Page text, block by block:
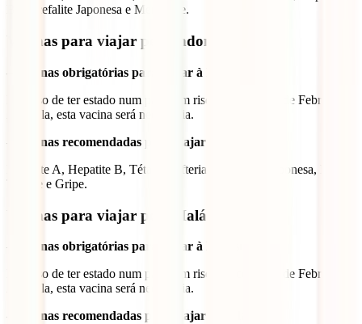
B, Encefalite Japonesa e Meningite.
Vacinas para viajar pela Indonésia
– Vacinas obrigatórias para viajar à Indonésia:
No caso de ter estado num país com risco de contágio de Febre
Amarela, esta vacina será necessária.
– Vacinas recomendadas para viajar à Indonésia:
Hepatite A, Hepatite B, Tétano/Difteria, Encefalite Japonesa, Febre
Tifoide e Gripe.
Vacinas para viajar pela Malásia
– Vacinas obrigatórias para viajar à Malásia:
No caso de ter estado num país com risco de contágio de Febre
Amarela, esta vacina será necessária.
– Vacinas recomendadas para viajar à Malásia: